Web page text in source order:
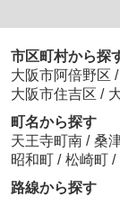
市区町村から探
大阪市阿倍野区 /
大阪市住吉区 /
町名から探す
天王寺町南 / 桑
昭和町 / 松崎町 /
路線から探す